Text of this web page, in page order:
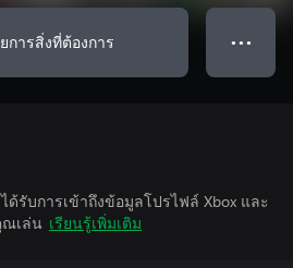
การสิ่งที่ต้องการ ● ● ●
ด้รับการเข้าถึงข้อมูลโปรไฟล์ Xbox และ
เล่น เรียนรู้เพิ่มเติม